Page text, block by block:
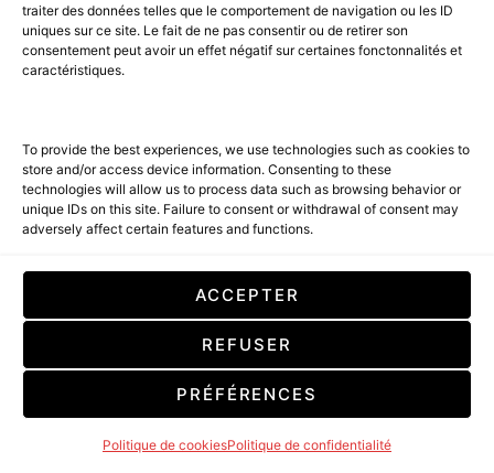
traiter des données telles que le comportement de navigation ou les ID
uniques sur ce site. Le fait de ne pas consentir ou de retirer son
consentement peut avoir un effet négatif sur certaines fonctonnalités et
caractéristiques.
To provide the best experiences, we use technologies such as cookies to
store and/or access device information. Consenting to these
technologies will allow us to process data such as browsing behavior or
unique IDs on this site. Failure to consent or withdrawal of consent may
adversely affect certain features and functions.
ACCEPTER
REFUSER
PRÉFÉRENCES
Politique de cookiesPolitique de confidentialité